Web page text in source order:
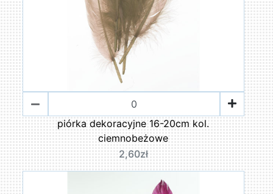
piórka dekoracyjne 16-20cm kol.
ciemnobeżowe
2,60zł